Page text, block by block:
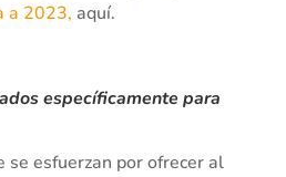
a 2023, aquí.
específicamente para
se esfuerzan por ofrecer al